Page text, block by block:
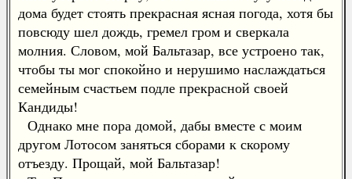
дома будет стоять прекрасная ясная погода, хотя бы
повсюду шел дождь, гремел гром и сверкала
молния. Словом, мой Бальтазар, все устроено так,
чтобы ты мог спокойно и нерушимо наслаждаться
семейным счастьем подле прекрасной своей
Кандиды!
Однако мне пора домой, дабы вместе с моим
другом Лотосом заняться сборами к скорому
отъезду. Прощай, мой Бальтазар!